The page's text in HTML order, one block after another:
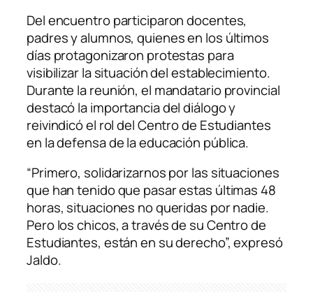
Del encuentro participaron docentes,
padres y alumnos, quienes en los últimos
días protagonizaron protestas para
visibilizar la situación del establecimiento.
Durante la reunión, el mandatario provincial
destacó la importancia del diálogo y
reivindicó el rol del Centro de Estudiantes
en la defensa de la educación pública.
“Primero, solidarizarnos por las situaciones
que han tenido que pasar estas últimas 48
horas, situaciones no queridas por nadie.
Pero los chicos, a través de su Centro de
Estudiantes, están en su derecho”, expresó
Jaldo.